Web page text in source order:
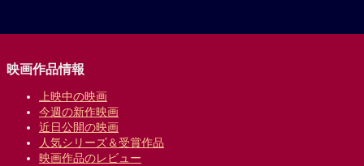
映画作品情報
上映中の映画
今週の新作映画
近日公開の映画
人気シリーズ＆受賞作品
映画作品のレビュー